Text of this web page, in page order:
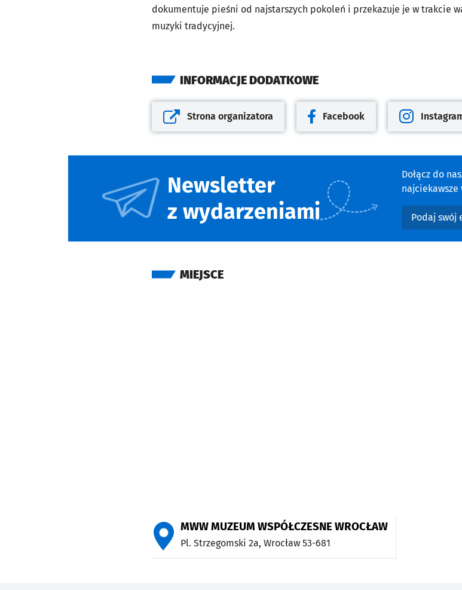
dokumentuje pieśni od najstarszych pokoleń i przekazuje je w trakcie
muzyki tradycyjnej.
INFORMACJE DODATKOWE
Otwiera się w nowej karcie
Strona organizatora
Otwiera się w nowej karcie
Facebook
Otwiera się w
Newsletter
z wydarzeniami
Dołącz do
Podaj swój
MIEJSCE
MWW MUZEUM WSPÓŁCZESNE WROCŁAW
Pl. Strzegomski 2a, Wrocław 53-681